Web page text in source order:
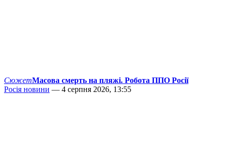
СюжетМасова смерть на пляжі. Робота ППО Росії
Росія новини — 4 серпня 2026, 13:55